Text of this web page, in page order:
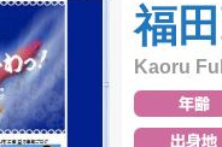
福
Kaoru